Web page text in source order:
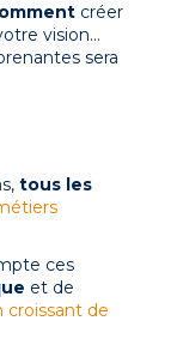
créer
vision…
sera
tous les
ces
et de
croissant de